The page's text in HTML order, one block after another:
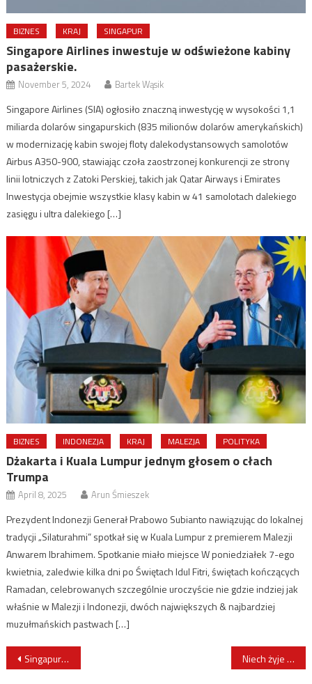
BIZNES KRAJ SINGAPUR
Singapore Airlines inwestuje w odświeżone kabiny
pasażerskie.
November 5, 2024 Bartek Wąsik
Singapore Airlines (SIA) ogłosiło znaczną inwestycję w wysokości 1,1
miliarda dolarów singapurskich (835 milionów dolarów amerykańskich)
w modernizację kabin swojej floty dalekodystansowych samolotów
Airbus A350-900, stawiając czoła zaostrzonej konkurencji ze strony
linii lotniczych z Zatoki Perskiej, takich jak Qatar Airways i Emirates
Inwestycja obejmie wszystkie klasy kabin w 41 samolotach dalekiego
zasięgu i ultra dalekiego […]
BIZNES INDONEZJA KRAJ MALEZJA POLITYKA
Dżakarta i Kuala Lumpur jednym głosem o cłach
Trumpa
April 8, 2025 Arun Śmieszek
Prezydent Indonezji Generał Prabowo Subianto nawiązując do lokalnej
tradycji „Silaturahmi” spotkał się w Kuala Lumpur z premierem Malezji
Anwarem Ibrahimem. Spotkanie miało miejsce W poniedziałek 7-ego
kwietnia, zaledwie kilka dni po Świętach Idul Fitri, świętach kończących
Ramadan, celebrowanych szczególnie uroczyście nie gdzie indziej jak
właśnie w Malezji i Indonezji, dwóch największych & najbardziej
muzułmańskich pastwach […]
Post
Singapur – Nowy premier już w maju. Niech żyje Król.